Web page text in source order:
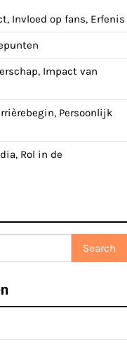
Invloed op fans, Erfenis
Impact van
Persoonlijk
Rol in de